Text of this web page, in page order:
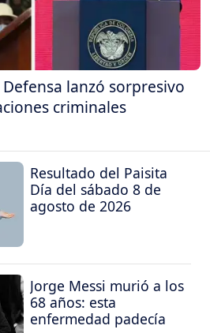
lanzó sorpresivo
criminales
Resultado del Paisita
Día del sábado 8 de
agosto de 2026
Jorge Messi murió a los
68 años: esta
enfermedad padecía